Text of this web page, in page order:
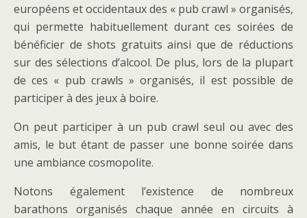
européens et occidentaux des « pub crawl » organisés,
qui permette habituellement durant ces soirées de
bénéficier de shots gratuits ainsi que de réductions
sur des sélections d’alcool. De plus, lors de la plupart
de ces « pub crawls » organisés, il est possible de
participer à des jeux à boire.
On peut participer à un pub crawl seul ou avec des
amis, le but étant de passer une bonne soirée dans
une ambiance cosmopolite.
Notons également l’existence de nombreux
barathons organisés chaque année en circuits à